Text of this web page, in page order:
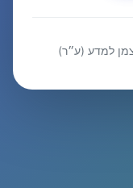
למדע (ע״ר)